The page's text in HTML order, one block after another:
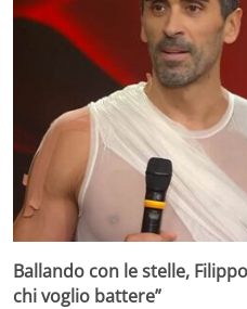
Ballando con le stelle,
chi voglio battere”